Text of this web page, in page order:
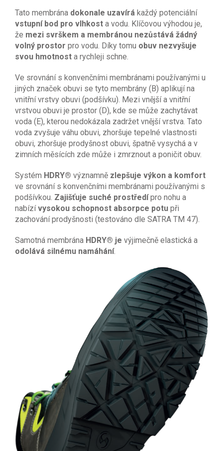
Tato membrána dokonale uzavírá každý potenciální
vstupní bod pro vlhkost a vodu. Klíčovou výhodou je,
že mezi svrškem a membránou nezůstává žádný
volný prostor pro vodu. Díky tomu obuv nezvyšuje
svou hmotnost a rychleji schne.
Ve srovnání s konvenčními membránami používanými u
jiných značek obuvi se tyto membrány (B) aplikují na
vnitřní vrstvy obuvi (podšívku). Mezi vnější a vnitřní
vrstvou obuvi je prostor (D), kde se může zachytávat
voda (E), kterou nedokázala zadržet vnější vrstva. Tato
voda zvyšuje váhu obuvi, zhoršuje tepelné vlastnosti
obuvi, zhoršuje prodyšnost obuvi, špatně vysychá a v
zimních měsících zde může i zmrznout a poničit obuv.
Systém HDRY® významně zlepšuje výkon a komfort
ve srovnání s konvenčními membránami používanými s
podšívkou. Zajišťuje suché prostředípro nohu a
nabízívysokou schopnost absorpce potu při
zachování prodyšnosti (testováno dle SATRA TM 47).
Samotná membrána HDRY® je výjimečně elastická a
odolává silnému namáhání.